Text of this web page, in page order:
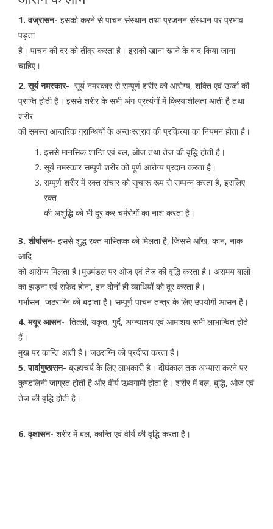
1. वज्रासन- इसको करने से पाचन संस्थान तथा प्रजनन संस्थान पर प्रभाव
पड़ता
है। पाचन की दर को तीव्र करता है। इसको खाना खाने के बाद किया जाना
चाहिए।
2. सूर्य नमस्कार- सूर्य नमस्कार से सम्पूर्ण शरीर को आरोग्य, शक्ति एवं ऊर्जा की
प्राप्ति होती है। इससे शरीर के सभी अंग-प्रत्यंगों में क्रियाशीलता आती है तथा
शरीर
की समस्त आन्तरिक ग्रान्थियों के अन्तःस्त्राव की प्रक्रिया का नियमन होता है।
इससे मानसिक शान्ति एवं बल, ओज तथा तेज की वृद्धि होती है।
सूर्य नमस्कार सम्पूर्ण शरीर को पूर्ण आरोग्य प्रदान करता है।
सम्पूर्ण शरीर में रक्त संचार को सुचारू रूप से सम्पन्न करता है, इसलिए
रक्त
की अशुद्धि को भी दूर कर चर्मरोगों का नाश करता है।
3. शीर्षासन- इससे शुद्ध रक्त मास्तिष्क को मिलता है, जिससे आँख, कान, नाक
आदि
को आरोग्य मिलता है।मुख्मंडल पर ओज एवं तेज की वृद्धि करता है। असमय बालों
का झड़ना एवं सफेद होना, इन दोनों ही व्याधियों को दूर करता है।
गर्भासन- जठराग्नि को बढ़ाता है। सम्पूर्ण पाचन तन्त्र के लिए उपयोगी आसन है।
4. मयूर आसन- तित्ली, यकृत, गुर्दे, अग्न्याशय एवं आमाशय सभी लाभान्वित होते
हैं।
मुख पर कान्ति आती है। जठराग्नि को प्रदीप्त करता है।
5. पादांगुष्ठासन- ब्रह्मचर्य के लिए लाभकारी है। दीर्घकाल तक अभ्यास करने पर
कुण्डलिनी जाग्रत होती है और वीर्य उध्र्वगामी होता है। शरीर में बल, बुद्धि, ओज एवं
तेज की वृद्धि होती है।
6. वृक्षासन- शरीर में बल, कान्ति एवं वीर्य की वृद्धि करता है।